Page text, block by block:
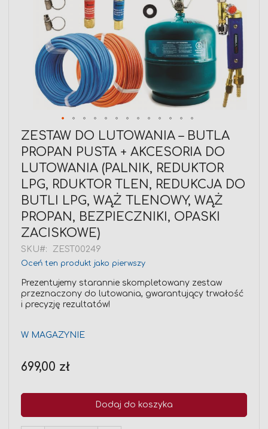
Przejdź
na
początek
galerii
ZESTAW DO LUTOWANIA – BUTLA
PROPAN PUSTA + AKCESORIA DO
LUTOWANIA (PALNIK, REDUKTOR
LPG, RDUKTOR TLEN, REDUKCJA DO
BUTLI LPG, WĄŻ TLENOWY, WĄŻ
PROPAN, BEZPIECZNIKI, OPASKI
ZACISKOWE)
SKU ZEST00249
Oceń ten produkt jako pierwszy
Prezentujemy starannie skompletowany zestaw
przeznaczony do lutowania, gwarantujący trwałość
i precyzję rezultatów!
W MAGAZYNIE
699,00 zł
Dodaj do koszyka